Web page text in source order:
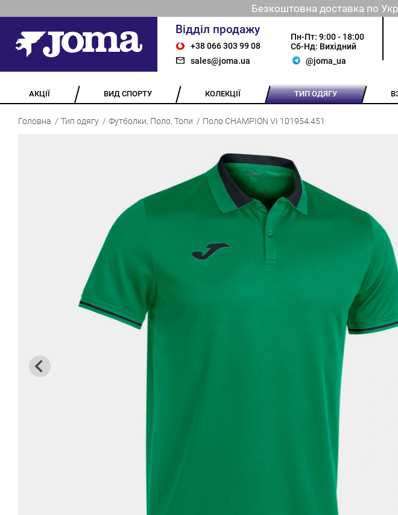
Безкоштовна доставка по
Відділ продажу
+38 066 303 99 08
sales@joma.ua
Пн-Пт: 9:00 - 18:00
Сб-Нд: Вихідний
@joma_ua
АКЦІЇ ВИД СПОРТУ КОЛЕКЦІЇ ТИП ОДЯГУ
Головна Тип одягу Футболки, Поло, Топи Поло CHAMPION VI 101954.451